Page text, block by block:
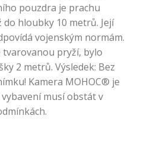
pouzdra je prachu
hloubky 10 metrů. Její
vojenským normám.
pryží, bylo
2 metrů. Výsledek: Bez
Kamera MOHOC® je
musí obstát v